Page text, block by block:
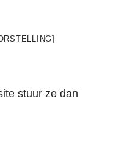
stuur ze dan